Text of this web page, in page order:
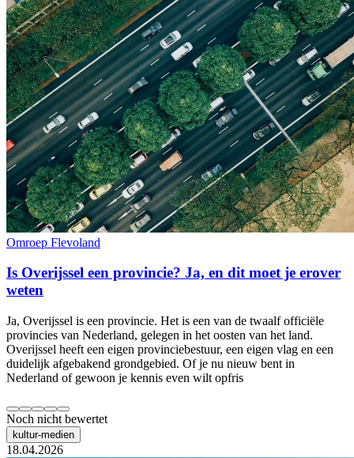
Omroep Flevoland
Is Overijssel een provincie? Ja, en dit moet je erover
weten
Ja, Overijssel is een provincie. Het is een van de twaalf officiële
provincies van Nederland, gelegen in het oosten van het land.
Overijssel heeft een eigen provinciebestuur, een eigen vlag en een
duidelijk afgebakend grondgebied. Of je nu nieuw bent in
Nederland of gewoon je kennis even wilt opfris
Noch nicht bewertet
kultur-medien
18.04.2026